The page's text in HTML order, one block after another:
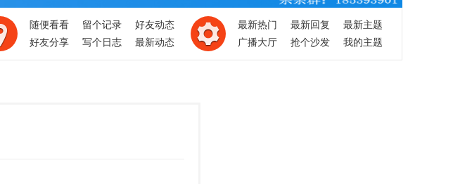
随便看看 留个记录
好友动态
好友分享
写个日志 最新动态
最新热门 最新回复
最新主题
广播大厅
抢个沙发 我的主题